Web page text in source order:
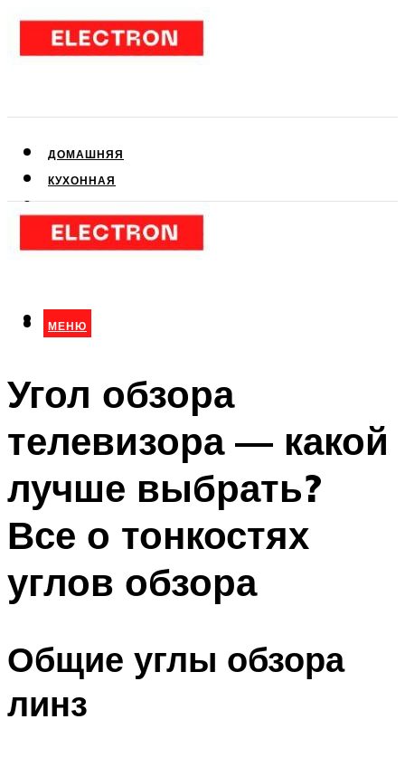
ДОМАШНЯЯ
КУХОННАЯ
КЛИМАТИЧЕСКАЯ
МЕНЮ
МЕНЮ
Угол обзора
телевизора — какой
лучше выбрать?
Все о тонкостях
углов обзора
Общие углы обзора
линз